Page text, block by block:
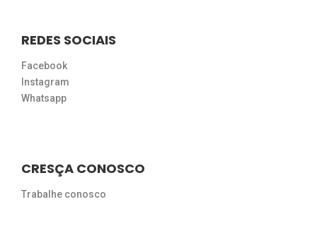
REDES SOCIAIS
Facebook
Instagram
Whatsapp
CRESÇA CONOSCO
Trabalhe conosco